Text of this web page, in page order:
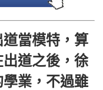
當模特，算
道之後，徐
業，不過雖